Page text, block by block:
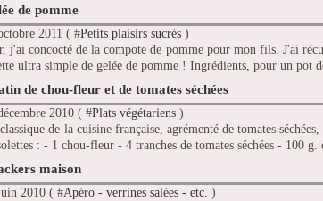
de pomme
2011 ( #Petits plaisirs sucrés )
j'ai concocté de la compote de pomme pour mon fils. J'ai
ultra simple de gelée de pomme ! Ingrédients, pour un pot
de chou-fleur et de tomates séchées
2010 ( #Plats végétariens )
de la cuisine française, agrémenté de tomates
: - 1 chou-fleur - 4 tranches de tomates séchées - 100
maison
2010 ( #Apéro - verrines salées - etc. )